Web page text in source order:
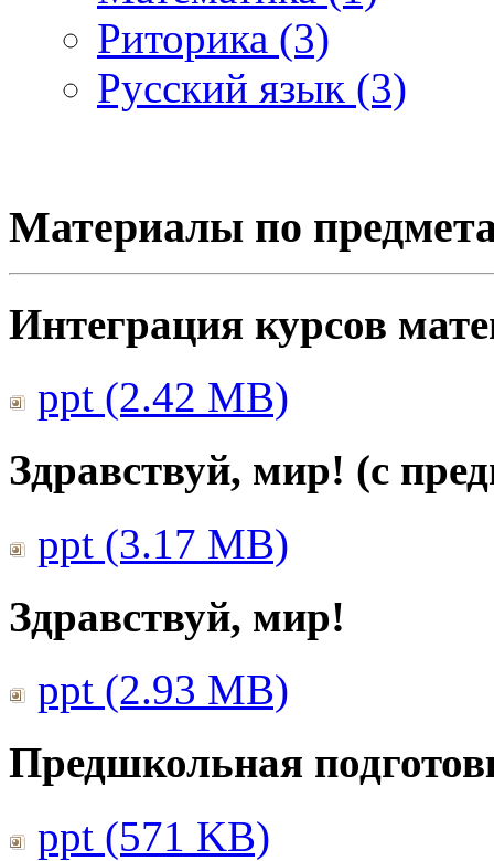
Риторика (3)
Русский язык (3)
Материалы по
Интеграция курсов
ppt (2.42 MB)
Здравствуй, мир! (с
ppt (3.17 MB)
Здравствуй, мир!
ppt (2.93 MB)
Предшкольная
ppt (571 KB)